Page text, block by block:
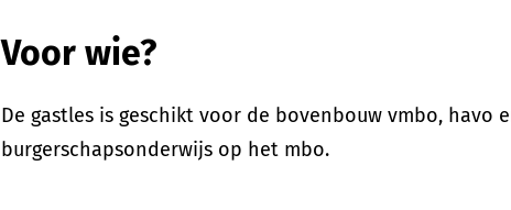
Voor wie?
De gastles is geschikt voor de bovenbouw vmbo, havo
burgerschapsonderwijs op het mbo.